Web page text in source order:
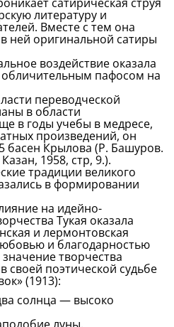
литературу и
Вместе с тем она
ней оригинальной сатиры
воздействие оказала
обличительным пафосом на
переводческой
в области
в годы учебы в медресе,
произведений, он
басен Крылова (Р. Башуров.
1958, стр, 9.).
традиции великого
в формировании
на идейно-
Тукая оказала
и лермонтовская
и благодарностью
творчества
поэтической судьбе
(1913):
солнца — высоко